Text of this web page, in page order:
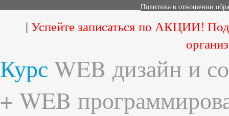
Политика в отношении
| Успейте записаться по АКЦИИ!
Курс WEB дизайн и
+ WEB